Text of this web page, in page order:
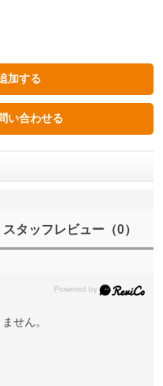
スタッフレビュー（0）
せん。